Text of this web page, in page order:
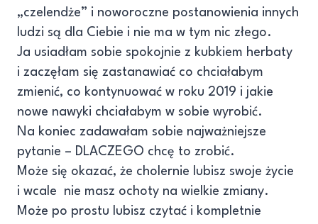
„czelendże” i noworoczne postanowienia innych
ludzi są dla Ciebie i nie ma w tym nic złego.
Ja usiadłam sobie spokojnie z kubkiem herbaty
i zaczęłam się zastanawiać co chciałabym
zmienić, co kontynuować w roku 2019 i jakie
nowe nawyki chciałabym w sobie wyrobić.
Na koniec zadawałam sobie najważniejsze
pytanie – DLACZEGO chcę to zrobić.
Może się okazać, że cholernie lubisz swoje życie
i wcale nie masz ochoty na wielkie zmiany.
Może po prostu lubisz czytać i kompletnie